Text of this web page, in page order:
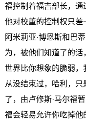
福控制着福吉部长，通
他对校董的控制权只差
阿米莉亚·博恩斯和巴
为，被他们知道了的
世界比你想象的脆弱
从没结束过，哈利，
了，由卢修斯·马尔福
福会轻易允许你吃掉他